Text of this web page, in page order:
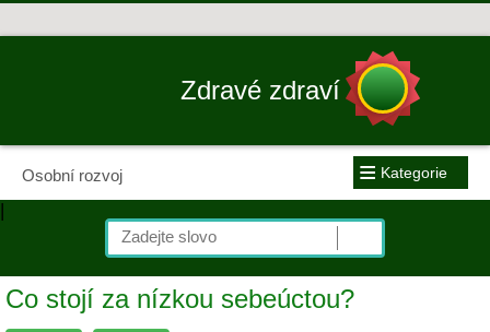
Zdravé zdraví
Osobní rozvoj ≡ Kategorie
|
Co stojí za nízkou sebeúctou?